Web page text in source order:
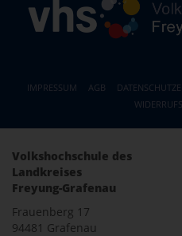
IMPRESSUM AGB
Volkshochschule des
Landkreises
Freyung-Grafenau
Frauenberg 17
94481 Grafenau